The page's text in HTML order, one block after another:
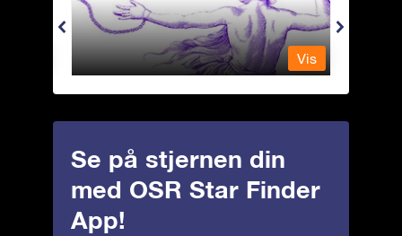
Vis
Se på stjernen din
med OSR Star Finder
App!